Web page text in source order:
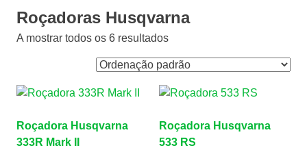
Roçadoras Husqvarna
A mostrar todos os 6 resultados
Roçadora Husqvarna
333R Mark II
Roçadora Husqvarna
533 RS